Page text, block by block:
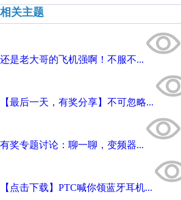
相关主题
还是老大哥的飞机强啊！不服不...
【最后一天，有奖分享】不可忽略...
有奖专题讨论：聊一聊，变频器...
【点击下载】PTC喊你领蓝牙耳机...